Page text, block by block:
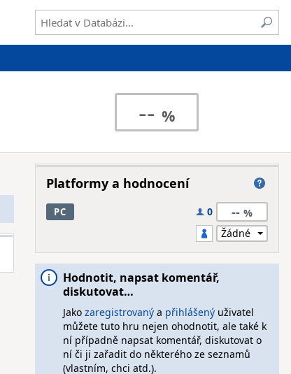
--
Platformy a hodnocení
PC 0 --
Hodnotit, napsat komentář,
diskutovat…
Jako zaregistrovanýa přihlášenýuživatel
můžete tuto hru nejen ohodnotit, ale také k
ní případně napsat komentář, diskutovat o
ní či ji zařadit do některého ze seznamů
(vlastním, chci atd.).